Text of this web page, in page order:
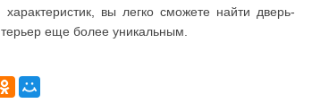
вы легко сможете найти дверь-
еще более уникальным.